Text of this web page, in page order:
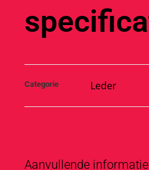
Categorie Leder
Aanvullende informatie